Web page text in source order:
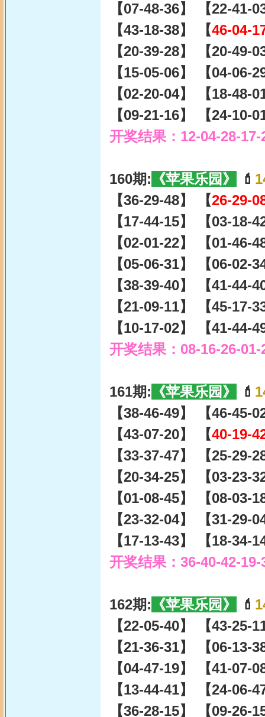
【07-48-36】 【22-41-
【43-18-38】 【46-04-
【20-39-28】 【20-49-
【15-05-06】 【04-06-
【02-20-04】 【18-48-
【09-21-16】 【24-10-
开奖结果：12-04-28-
160期: 《苹果乐园》 💄
【36-29-48】 【26-29-
【17-44-15】 【03-18-
【02-01-22】 【01-46-
【05-06-31】 【06-02-
【38-39-40】 【41-44-
【21-09-11】 【45-17-
【10-17-02】 【41-44-
开奖结果：08-16-26-
161期: 《苹果乐园》 💄
【38-46-49】 【46-45-
【43-07-20】 【40-19-
【33-37-47】 【25-29-
【20-34-25】 【03-23-
【01-08-45】 【08-03-
【23-32-04】 【31-29-
【17-13-43】 【18-34-
开奖结果：36-40-42-
162期: 《苹果乐园》 💄
【22-05-40】 【43-25-
【21-36-31】 【06-13-
【04-47-19】 【41-07-
【13-44-41】 【24-06-
【36-28-15】 【09-26-